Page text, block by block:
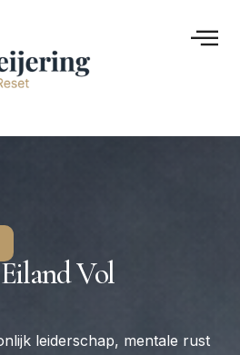
Vol
leiderschap, mentale rust